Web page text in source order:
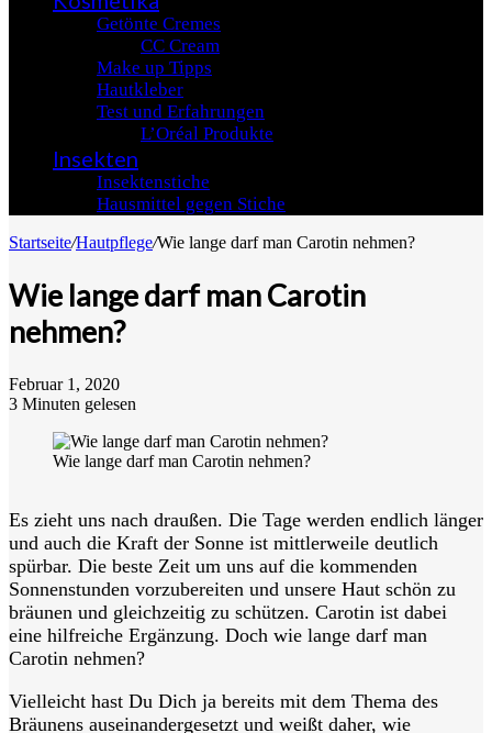
Getönte Cremes
CC Cream
Make up Tipps
Hautkleber
Test und Erfahrungen
L’Oréal Produkte
Insekten
Insektenstiche
Hausmittel gegen Stiche
Startseite/Hautpflege/Wie lange darf man Carotin nehmen?
Wie lange darf man Carotin
nehmen?
Februar 1, 2020
3 Minuten gelesen
Wie lange darf man Carotin nehmen?
Es zieht uns nach draußen. Die Tage werden endlich länger
und auch die Kraft der Sonne ist mittlerweile deutlich
spürbar. Die beste Zeit um uns auf die kommenden
Sonnenstunden vorzubereiten und unsere Haut schön zu
bräunen und gleichzeitig zu schützen. Carotin ist dabei
eine hilfreiche Ergänzung. Doch wie lange darf man
Carotin nehmen?
Vielleicht hast Du Dich ja bereits mit dem Thema des
Bräunens auseinandergesetzt und weißt daher, wie